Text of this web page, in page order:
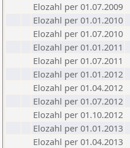
Elozahl per 01.07.2009
Elozahl per 01.01.2010
Elozahl per 01.07.2010
Elozahl per 01.01.2011
Elozahl per 01.07.2011
Elozahl per 01.01.2012
Elozahl per 01.04.2012
Elozahl per 01.07.2012
Elozahl per 01.10.2012
Elozahl per 01.01.2013
Elozahl per 01.04.2013